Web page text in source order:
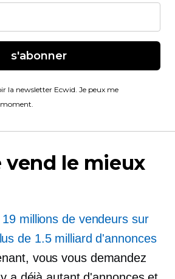
s'abonner
la newsletter Ecwid. Je peux me
vend le mieux
19 millions de vendeurs sur
de 1.5 milliard d'annonces
vous vous demandez